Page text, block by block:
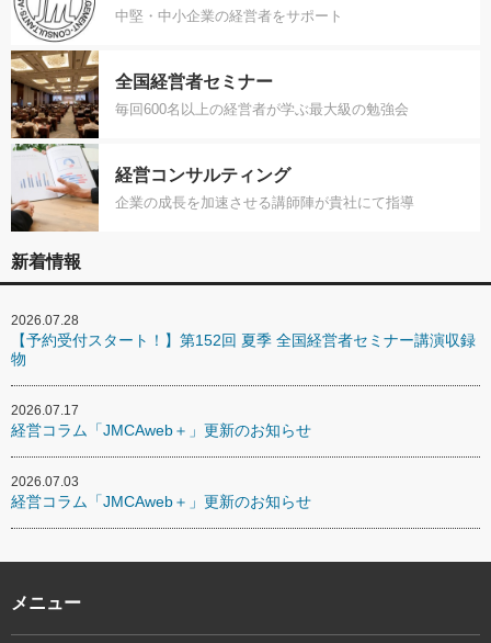
中堅・中小企業の経営者をサポート
全国経営者セミナー
毎回600名以上の経営者が学ぶ最大級の勉強会
経営コンサルティング
企業の成長を加速させる講師陣が貴社にて指導
新着情報
2026.07.28
【予約受付スタート！】第152回 夏季 全国経営者セミナー講演収録
物
2026.07.17
経営コラム「JMCAweb＋」更新のお知らせ
2026.07.03
経営コラム「JMCAweb＋」更新のお知らせ
メニュー